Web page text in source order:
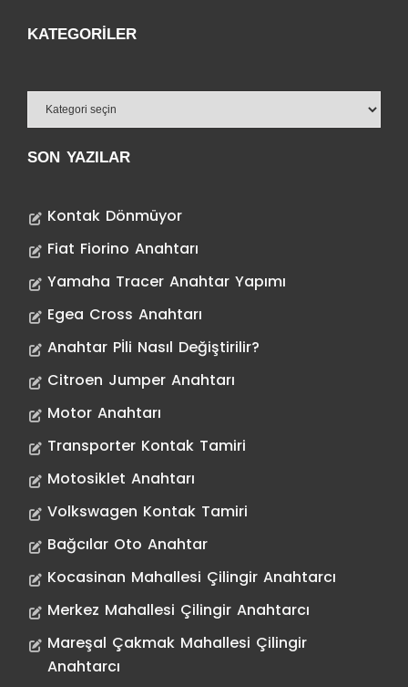
KATEGORILER
SON YAZILAR
Kontak Dönmüyor
Fiat Fiorino Anahtarı
Yamaha Tracer Anahtar Yapımı
Egea Cross Anahtarı
Anahtar Pİli Nasıl Değiştirilir?
Citroen Jumper Anahtarı
Motor Anahtarı
Transporter Kontak Tamiri
Motosiklet Anahtarı
Volkswagen Kontak Tamiri
Bağcılar Oto Anahtar
Kocasinan Mahallesi Çilingir Anahtarcı
Merkez Mahallesi Çilingir Anahtarcı
Mareşal Çakmak Mahallesi Çilingir
Anahtarcı